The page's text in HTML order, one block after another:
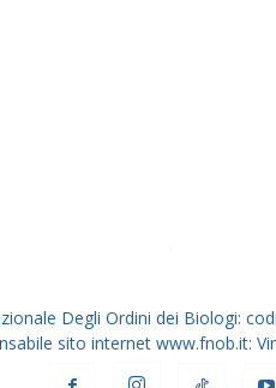
Degli Ordini dei Biologi:
sito internet www.fnob.it: